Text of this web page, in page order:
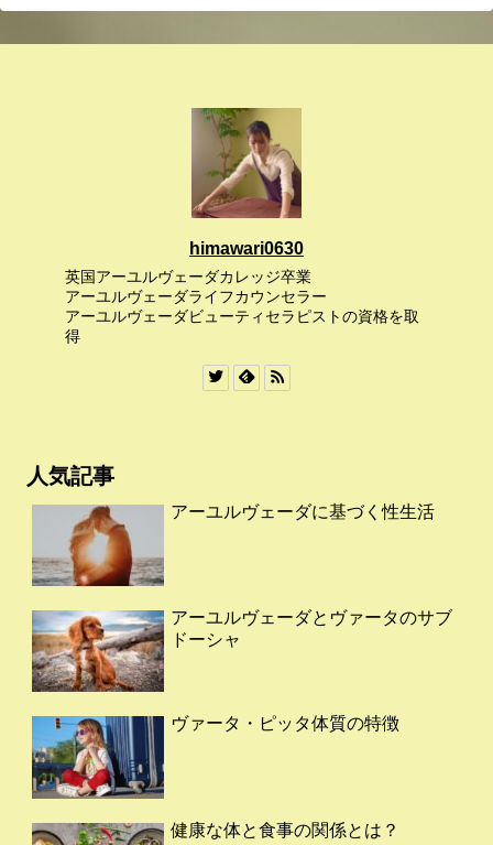
himawari0630
英国アーユルヴェーダカレッジ卒業
アーユルヴェーダライフカウンセラー
アーユルヴェーダビューティセラピストの資格を取
得
人気記事
アーユルヴェーダに基づく性生活
アーユルヴェーダとヴァータのサブ
ドーシャ
ヴァータ・ピッタ体質の特徴
健康な体と食事の関係とは？